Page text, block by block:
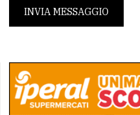
INVIA MESSAGGIO